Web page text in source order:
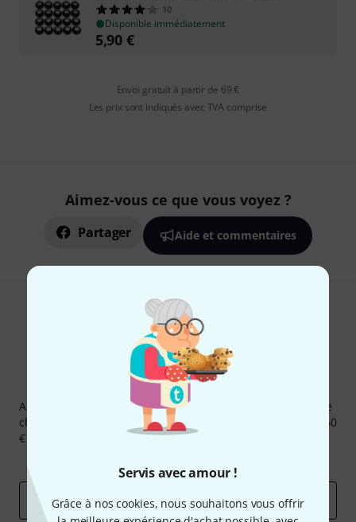
Servis avec amour !
Grâce à nos cookies, nous souhaitons vous offrir
10
Disponible immédiatement
5,90 €
Envoi gratuit à partir de 69 €
Les prix sont indiqués avec TVA comprise
Aimez-vous ce que vous voyez ?
Partager Aide et commentaires
Newsletters Thomann
Abonnez-vous à la newsletter Thomann et, avec un peu de
chance, gagnez l'un des 50 bons d'achat d'une valeur de 50
€ chacun!
Adresse e-mail*